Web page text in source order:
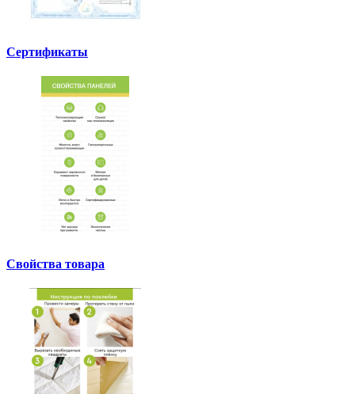
Сертификаты
Свойства товара